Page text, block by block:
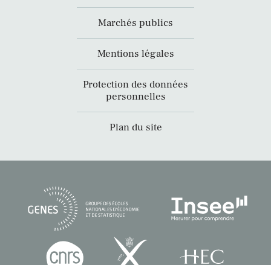
Marchés publics
Mentions légales
Protection des données
personnelles
Plan du site